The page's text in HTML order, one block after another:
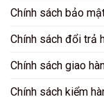
Chính sách bảo
Chính sách đổi trả
Chính sách giao
Chính sách kiểm